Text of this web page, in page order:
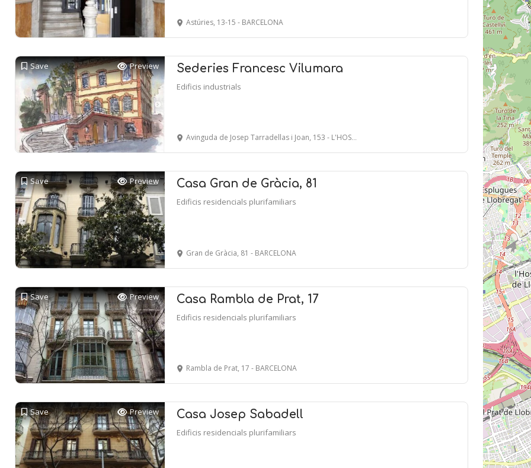
Astúries, 13-15 - BARCELONA
Save Preview Sederies Francesc Vilumara
Edificis industrials
Avinguda de Josep Tarradellas i Joan, 153 - L'HOSPITALET DE LLOBREGAT
Save Preview Casa Gran de Gràcia, 81
Edificis residencials plurifamiliars
Gran de Gràcia, 81 - BARCELONA
Save Preview Casa Rambla de Prat, 17
Edificis residencials plurifamiliars
Rambla de Prat, 17 - BARCELONA
Save Preview Casa Josep Sabadell
Edificis residencials plurifamiliars